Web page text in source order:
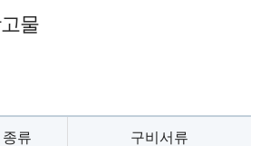
물
류 구비서류